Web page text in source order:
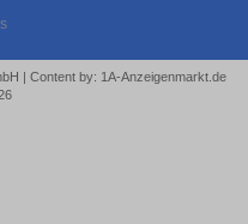
| Content by: 1A-Anzeigenmarkt.de